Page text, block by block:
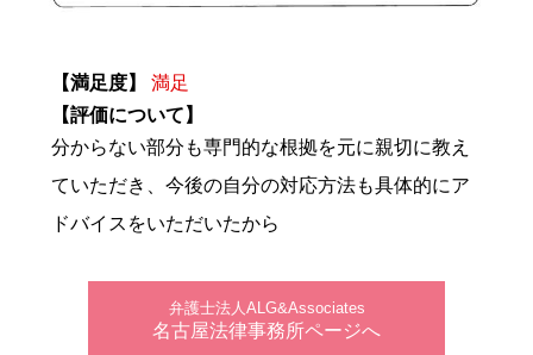
【満足度】
満足
【評価について】
分からない部分も専門的な根拠を元に親切に教え
ていただき、今後の自分の対応方法も具体的にア
ドバイスをいただいたから
弁護士法人ALG&Associates
名古屋法律事務所ページへ